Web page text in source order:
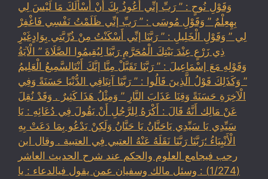
وَقَوْلِ نُوحٍ : ” رَبِّ إنِّي أَعُوذُ بِكَ أَنْ أَسْأَلَكَ مَا لَيْسَ لِي
بِهِعِلْمٌ ” وَقَوْلِ مُوسَى : ” رَبِّ إنِّي ظَلَمْتُ نَفْسِي فَاغْفِرْ
لِي ” وَقَوْلِ الْخَلِيلِ : ” رَبَّنَا إنِّي أَسْكَنْتُ مِنْ ذُرِّيَّتِي بِوَادٍغَيْرِ
ذِي زَرْعٍ عِنْدَ بَيْتِكَ الْمُحَرَّمِ رَبَّنَا لِيُقِيمُوا الصَّلَاةَ ” الْآيَةُ
وَقَوْلِهِ مَعَ إسْمَاعِيلَ : ” رَبَّنَا تَقَبَّلْ مِنَّا إنَّكَ أَنْتَالسَّمِيعُ الْعَلِيمُ
” وَكَذَلِكَ قَوْلُ الَّذِينَ قَالُوا : ” رَبَّنَا آتِنَافِي الدُّنْيَا حَسَنَةً وَفِي
الْآخِرَةِ حَسَنَةً وَقِنَا عَذَابَ النَّارِ ” وَمِثْلُ هَذَا كَثِيرٌ . وَقَدْ نُقِلَ
عَنْ مَالِك أَنَّهُ قَالَ : أَكْرَهُ لِلرَّجُلِ أَنْ يَقُولَ فِي دُعَائِهِ : يَا
سَيِّدِي يَا سَيِّدِي يَاحَنَّانُ يَا حَنَّانُ وَلَكِنْ يَدْعُو بِمَا دَعَتْ بِهِ
الْأَنْبِيَاءُ ؛رَبَّنَا رَبَّنَا نَقَلَهُ عَنْهُ العتبي فِي العتبية . وقال ابن
رجب فيجامع العلوم والحكم عند شرح الحديث العاشر
(1/274) : وسئل مالك وسفيان عمن يقول فيالدعاء : يا